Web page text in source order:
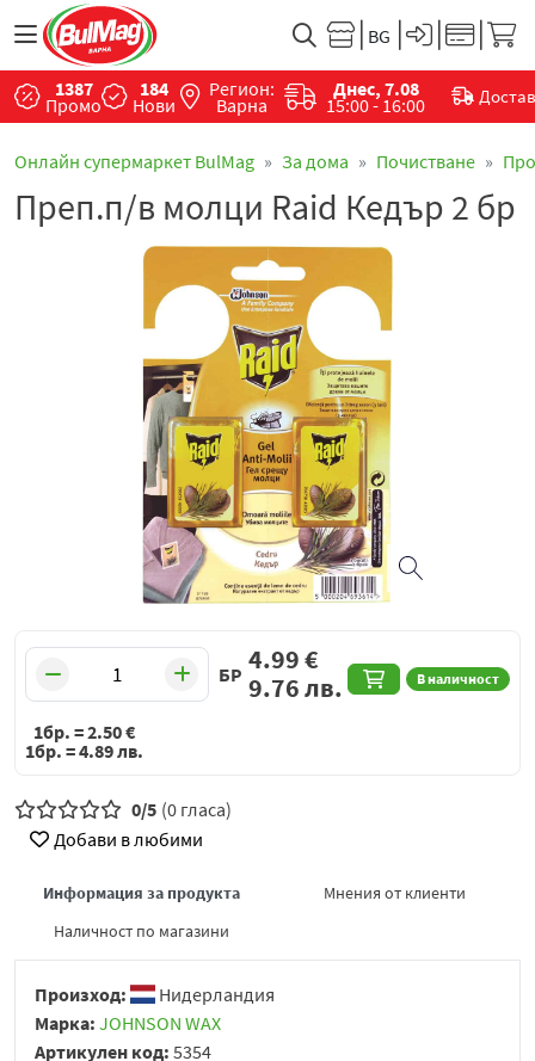
1387
Промо
184
Нови
Регион:
Варна
Днес, 7.08
15:00 - 16:00
Онлайн супермаркет BulMag За дома Почистване
Преп.п/в молци Raid Кедър 2 бр
БР В наличност
4.99€
9.76лв.
1бр. =2.50€
1бр. =4.89лв.
0/5 (0 гласа)
Добави в любими
Информация за продукта
Мнения от клиенти
Наличност по магазини
Произход:
Нидерландия
Марка: JOHNSON WAX
Артикулен код: 5354